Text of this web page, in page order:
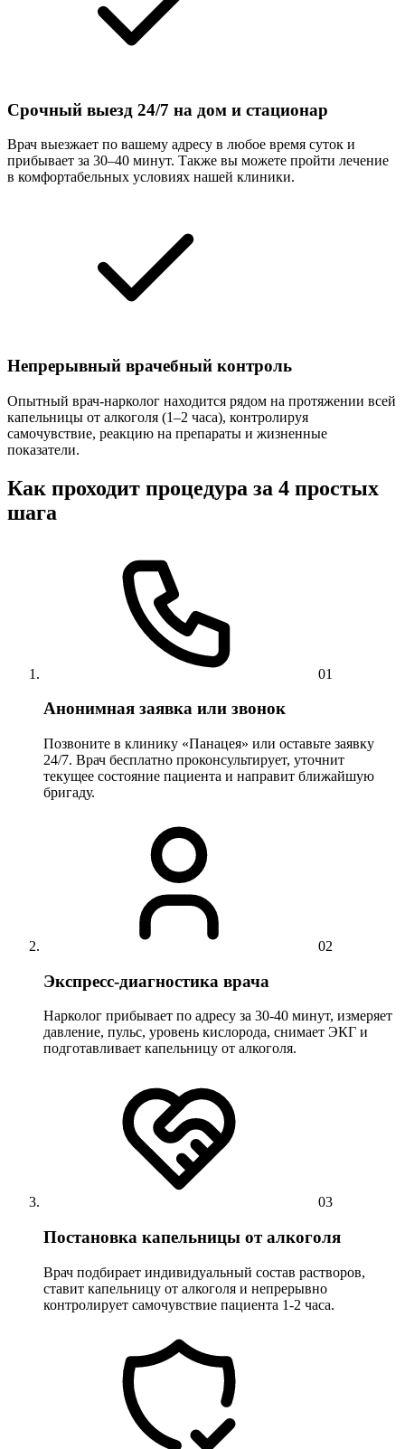
Срочный выезд 24/7 на дом и стационар
Врач выезжает по вашему адресу в любое время суток и
прибывает за 30–40 минут. Также вы можете пройти лечение
в комфортабельных условиях нашей клиники.
Непрерывный врачебный контроль
Опытный врач-нарколог находится рядом на протяжении всей
капельницы от алкоголя (1–2 часа), контролируя
самочувствие, реакцию на препараты и жизненные
показатели.
Как проходит процедура за 4 простых
шага
01
Анонимная заявка или звонок
Позвоните в клинику «Панацея» или оставьте заявку
24/7. Врач бесплатно проконсультирует, уточнит
текущее состояние пациента и направит ближайшую
бригаду.
02
Экспресс-диагностика врача
Нарколог прибывает по адресу за 30-40 минут, измеряет
давление, пульс, уровень кислорода, снимает ЭКГ и
подготавливает капельницу от алкоголя.
03
Постановка капельницы от алкоголя
Врач подбирает индивидуальный состав растворов,
ставит капельницу от алкоголя и непрерывно
контролирует самочувствие пациента 1-2 часа.